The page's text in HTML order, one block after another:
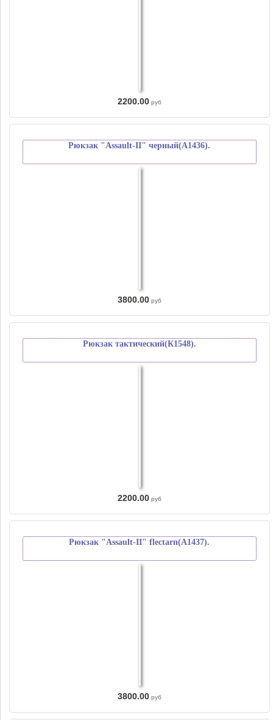
2200.00 руб
Рюкзак "Аssault-II" черный(А1436).
3800.00 руб
Рюкзак тактический(К1548).
2200.00 руб
Рюкзак "Аssault-II" flectarn(A1437).
3800.00 руб